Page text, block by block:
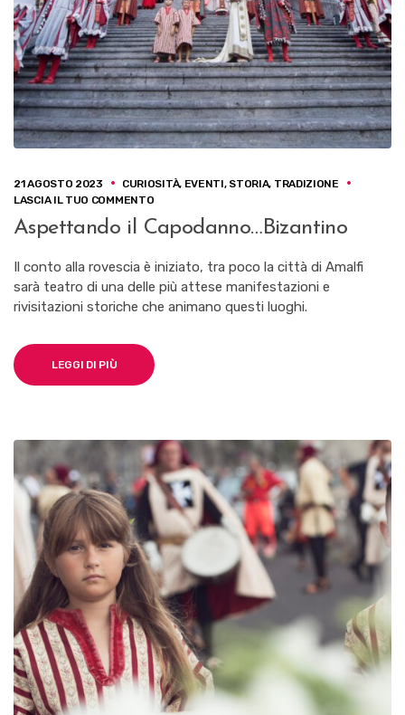
21 AGOSTO 2023 CURIOSITÀ, EVENTI, STORIA, TRADIZIONE
LASCIA IL TUO COMMENTOSU
ASPETTANDO
IL
BIZANTINO
Aspettando il Capodanno…Bizantino
Il conto alla rovescia è iniziato, tra poco la città di Amalfi
sarà teatro di una delle più attese manifestazioni e
rivisitazioni storiche che animano questi luoghi.
LEGGI DI PIÙ